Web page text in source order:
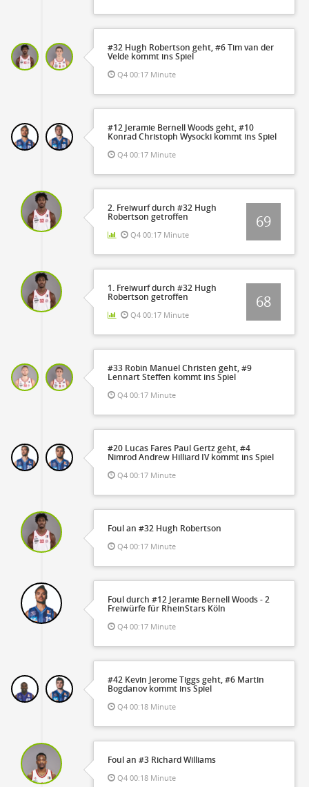
#32 Hugh Robertson geht, #6 Tim van der
Velde kommt ins Spiel
Q4 00:17 Minute
#12 Jeramie Bernell Woods geht, #10
Konrad Christoph Wysocki kommt ins Spiel
Q4 00:17 Minute
2. Freiwurf durch #32 Hugh
Robertson getroffen
Q4 00:17 Minute
69
1. Freiwurf durch #32 Hugh
Robertson getroffen
Q4 00:17 Minute
68
#33 Robin Manuel Christen geht, #9
Lennart Steffen kommt ins Spiel
Q4 00:17 Minute
#20 Lucas Fares Paul Gertz geht, #4
Nimrod Andrew Hilliard IV kommt ins Spiel
Q4 00:17 Minute
Foul an #32 Hugh Robertson
Q4 00:17 Minute
Foul durch #12 Jeramie Bernell Woods - 2
Freiwürfe für RheinStars Köln
Q4 00:17 Minute
#42 Kevin Jerome Tiggs geht, #6 Martin
Bogdanov kommt ins Spiel
Q4 00:18 Minute
Foul an #3 Richard Williams
Q4 00:18 Minute